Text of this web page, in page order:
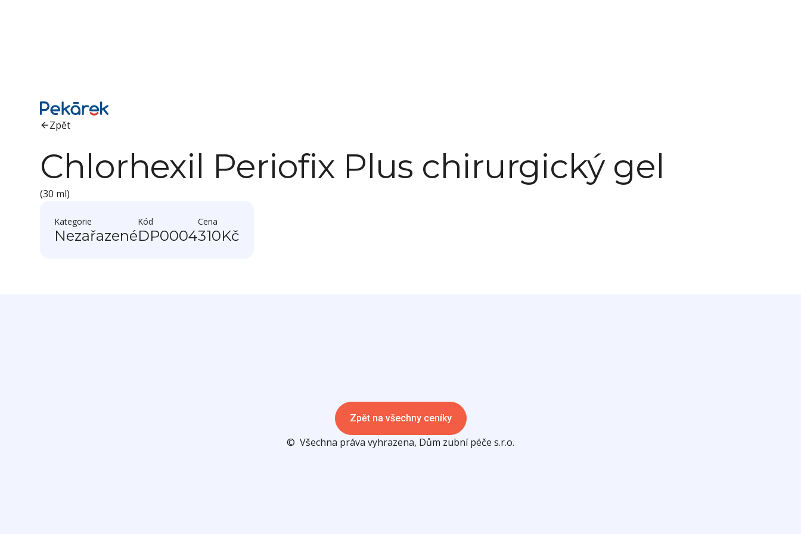
Zpět
Chlorhexil Periofix Plus chirurgický gel
(30 ml)
Kategorie
Nezařazené
Kód
DP0004
Cena
310Kč
Zpět na všechny ceníky
© Všechna práva vyhrazena, Dům zubní péče s.r.o.